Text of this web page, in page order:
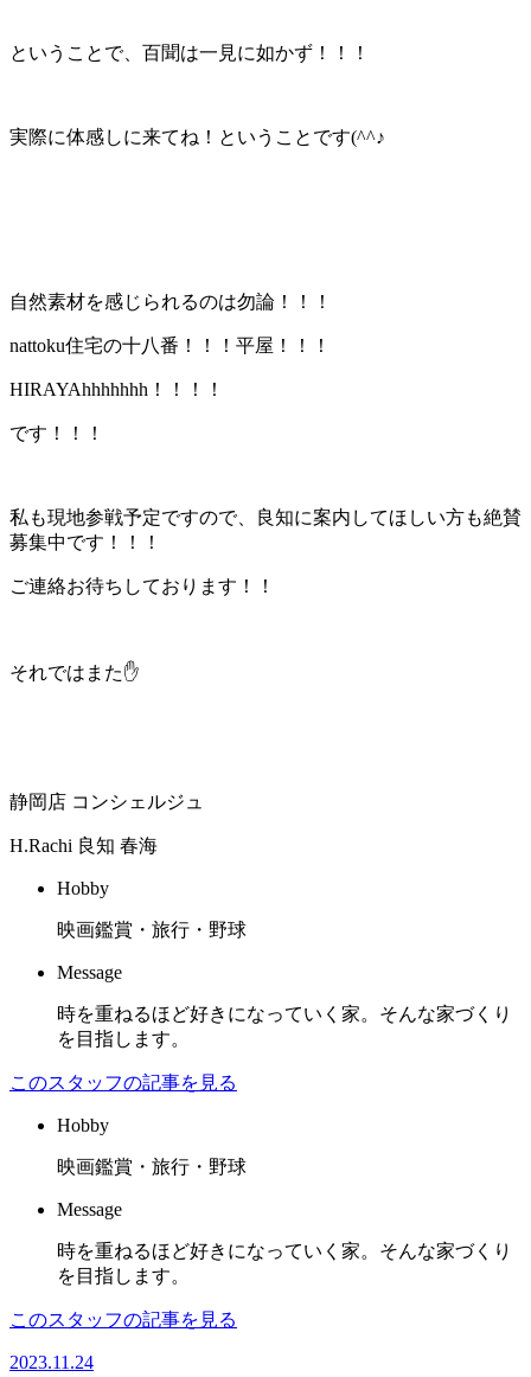
ということで、百聞は一見に如かず！！！
実際に体感しに来てね！ということです(^^♪
自然素材を感じられるのは勿論！！！
nattoku住宅の十八番！！！平屋！！！
HIRAYAhhhhhhh！！！！
です！！！
私も現地参戦予定ですので、良知に案内してほしい方も絶賛
募集中です！！！
ご連絡お待ちしております！！
それではまた✋
静岡店 コンシェルジュ
H.Rachi 良知 春海
Hobby
映画鑑賞・旅行・野球
Message
時を重ねるほど好きになっていく家。そんな家づくり
を目指します。
このスタッフの記事を見る
Hobby
映画鑑賞・旅行・野球
Message
時を重ねるほど好きになっていく家。そんな家づくり
を目指します。
このスタッフの記事を見る
2023.11.24